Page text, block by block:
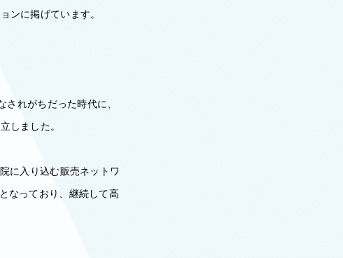
ンに掲げています。
れがちだった時代に、
しました。
に入り込む販売ネットワ
なっており、継続して高